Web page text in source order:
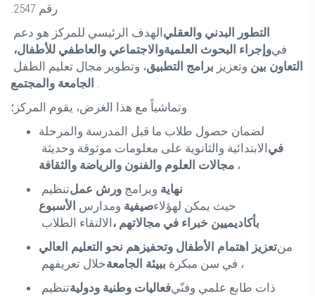
رقم 2547.
الهدف الرئيسي للمركز هو دعم التطور البدني والعقلي
والاجتماعي والعاطفي للأطفال،وإجراء البحوث العلميةفي
مجال تعليم الطفل ، وتطويربرامج التطبيق وتعزيز التعاون بين
الجامعة والمجتمع .
وتماشياً مع هذا الغرض، يقوم المركز؛
لضمان حصول طلاب ما قبل المدرسة والمرحلة
الابتدائية والثانوية على معلومات موثوقة وحديثة في
مجالات العلوم والفنون والرياضة والثقافة ،
تنظيمورش عمل وبرامج نهاية
الأسبوع ومدارس صيفيةحيث يمكن لهؤلاء
الطلاب الالتقاء بأكاديميين خبراء في مجالاتهم ،
تعزيز اهتمام الأطفال وتحفيزهم نحو التعليم العاليمن
خلال تعريفهمببيئة الجامعة في سن مبكرة ،
تنظيمفعاليات وطنية ودوليةذات طابع علمي وفنّي